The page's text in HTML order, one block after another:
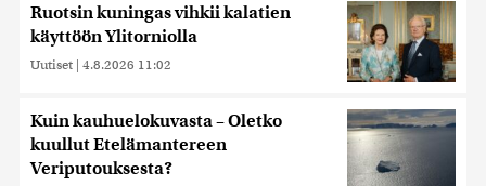
Ruotsin kuningas vihkii kalatien
käyttöön Ylitorniolla
Uutiset | 4.8.2026 11:02
Kuin kauhuelokuvasta – Oletko
kuullut Etelämantereen
Veriputouksesta?